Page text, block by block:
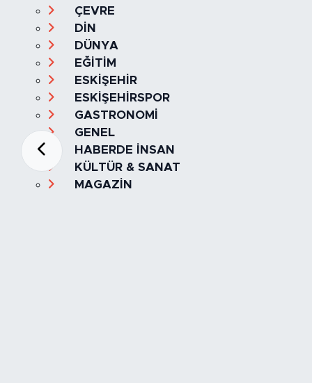
ÇEVRE
DİN
DÜNYA
EĞİTİM
ESKİŞEHİR
ESKİŞEHİRSPOR
GASTRONOMİ
GENEL
HABERDE İNSAN
KÜLTÜR & SANAT
MAGAZİN